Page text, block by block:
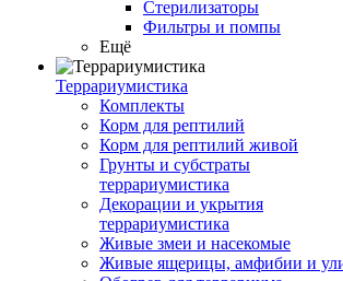
Стерилизаторы
Фильтры и помпы
Ещё
Террариумистика
Комплекты
Корм для рептилий
Корм для рептилий живой
Грунты и субстраты
террариумистика
Декорации и укрытия
террариумистика
Живые змеи и насекомые
Живые ящерицы, амфибии и